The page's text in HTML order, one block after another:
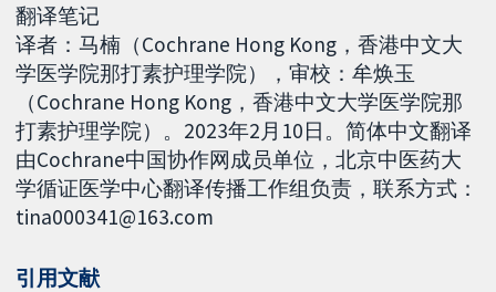
翻译笔记
译者：马楠（Cochrane Hong Kong，香港中文大
学医学院那打素护理学院），审校：牟焕玉
（Cochrane Hong Kong，香港中文大学医学院那
打素护理学院）。2023年2月10日。简体中文翻译
由Cochrane中国协作网成员单位，北京中医药大
学循证医学中心翻译传播工作组负责，联系方式：
tina000341@163.com
引用文献